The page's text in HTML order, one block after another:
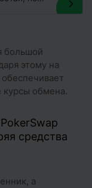
большой
этому на
обеспечивает
курсы обмена.
средства
а